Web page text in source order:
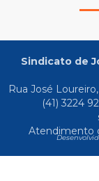
Sindicato de
Rua José
(41) 3224
Atendimento